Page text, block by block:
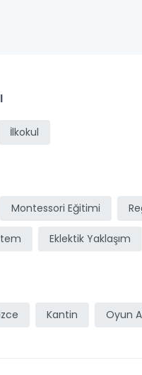
İlkokul
Montessori Eğitimi
Eklektik Yaklaşım
Kantin Oyun